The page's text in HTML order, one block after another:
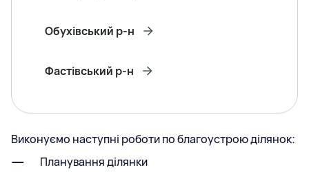
Виконуємо наступні роботи по благоустрою ділянок:
Планування ділянки
Обухівський р-н
Фастівський р-н